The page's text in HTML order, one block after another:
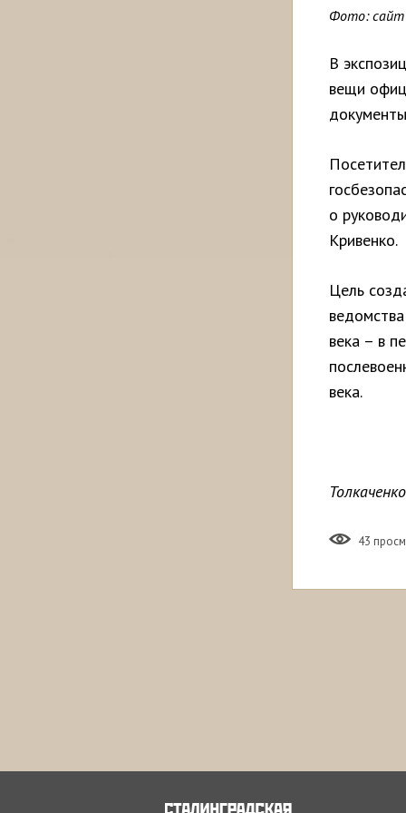
Фото: сайт
В
вещи
о
Кривенко.
Цель
века – в
века.
43